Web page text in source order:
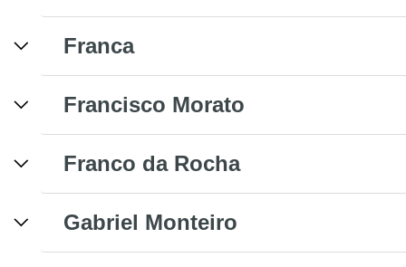
Franca
Francisco Morato
Franco da Rocha
Gabriel Monteiro